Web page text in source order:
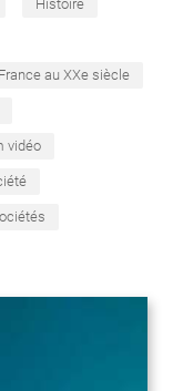
Histoire
au XXe siècle
vidéo